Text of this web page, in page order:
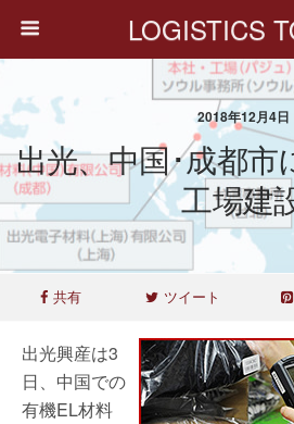
LOGISTICS
2018年12月4日
出光、中国･成都市
工場建
共有 ツイート
出光興産は3
日、中国での
有機EL材料